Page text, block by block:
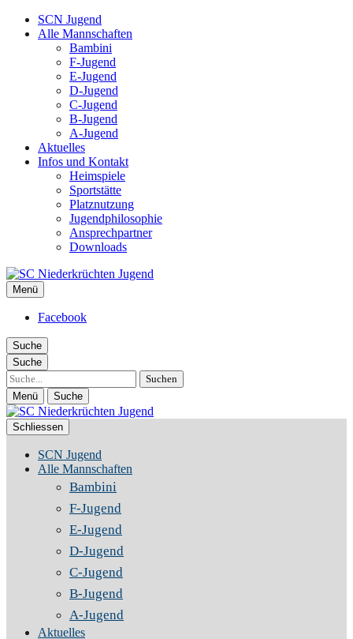
SCN Jugend
Alle Mannschaften
Bambini
F-Jugend
E-Jugend
D-Jugend
C-Jugend
B-Jugend
A-Jugend
Aktuelles
Infos und Kontakt
Heimspiele
Sportstätte
Platznutzung
Jugendphilosophie
Ansprechpartner
Downloads
SC Niederkrüchten Jugend
Menü
Facebook
Suche
Suche
Suche
Menü Suche
Schliessen
SCN Jugend
Alle Mannschaften
Bambini
F-Jugend
E-Jugend
D-Jugend
C-Jugend
B-Jugend
A-Jugend
Aktuelles